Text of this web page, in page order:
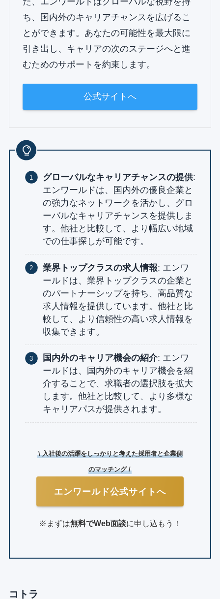
ち、国内外のキャリアチャンスを広げるこ
とができます。あなたの可能性を最大限に
引き出し、キャリアの次のステージへと進
むためのサポートを約束します。
公式サイトへ
グローバルなキャリアチャンスの提供:
エンワールドは、国内外の優良企業と
の強力なネットワークを活かし、グロ
ーバルなキャリアチャンスを提供しま
す。他社と比較して、より幅広い地域
での仕事探しが可能です。
業界トップクラスの求人情報: エンワ
ールドは、業界トップクラスの企業と
のパートナーシップを持ち、高品質な
求人情報を提供しています。他社と比
較して、より信頼性の高い求人情報を
収集できます。
国内外のキャリア機会の紹介: エンワ
ールドは、国内外のキャリア機会を紹
介することで、求職者の選択肢を拡大
します。他社と比較して、より多様な
キャリアパスが提供されます。
\ 入社後の活躍をしっかりと考えた採用者と企業側
のマッチング /
エンワールド公式サイトへ
※まずは無料でWeb面談に申し込もう！
コトラ